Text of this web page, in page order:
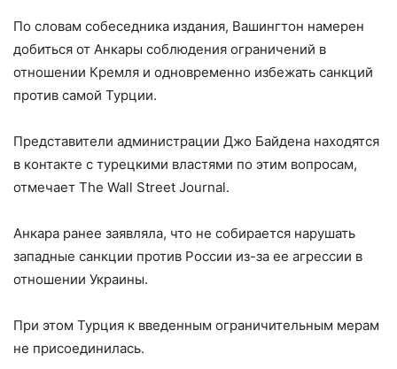
По словам собеседника издания, Вашингтон намерен
добиться от Анкары соблюдения ограничений в
отношении Кремля и одновременно избежать санкций
против самой Турции.
Представители администрации Джо Байдена находятся
в контакте с турецкими властями по этим вопросам,
отмечает The Wall Street Journal.
Анкара ранее заявляла, что не собирается нарушать
западные санкции против России из-за ее агрессии в
отношении Украины.
При этом Турция к введенным ограничительным мерам
не присоединилась.